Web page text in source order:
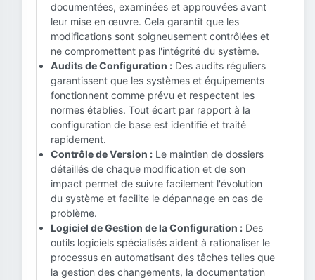
documentées, examinées et approuvées avant
leur mise en œuvre. Cela garantit que les
modifications sont soigneusement contrôlées et
ne compromettent pas l'intégrité du système.
Audits de Configuration : Des audits réguliers
garantissent que les systèmes et équipements
fonctionnent comme prévu et respectent les
normes établies. Tout écart par rapport à la
configuration de base est identifié et traité
rapidement.
Contrôle de Version : Le maintien de dossiers
détaillés de chaque modification et de son
impact permet de suivre facilement l'évolution
du système et facilite le dépannage en cas de
problème.
Logiciel de Gestion de la Configuration : Des
outils logiciels spécialisés aident à rationaliser le
processus en automatisant des tâches telles que
la gestion des changements, la documentation